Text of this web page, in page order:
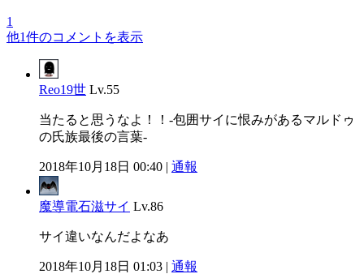
1
他1件のコメントを表示
Reo19世 Lv.55
当たると思うなよ！！-包囲サイに恨みがあるマルドゥ
の氏族最後の言葉-
2018年10月18日 00:40 | 通報
魔導電石滋サイ Lv.86
サイ違いなんだよなあ
2018年10月18日 01:03 | 通報